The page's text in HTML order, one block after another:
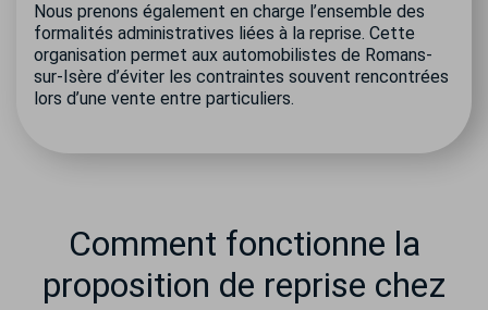
Nous prenons également en charge l’ensemble des
formalités administratives liées à la reprise. Cette
organisation permet aux automobilistes de Romans-
sur-Isère d’éviter les contraintes souvent rencontrées
lors d’une vente entre particuliers.
Comment fonctionne la
proposition de reprise chez